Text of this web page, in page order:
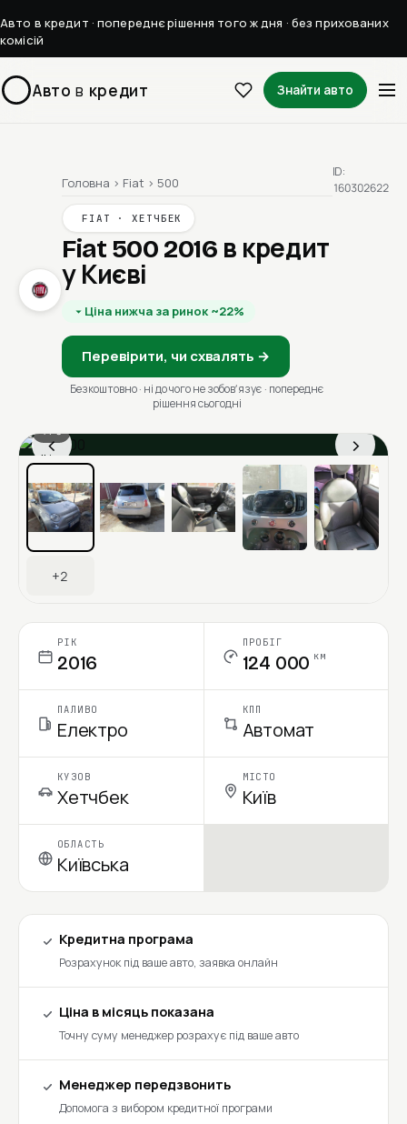
Авто в кредит · попереднє рішення того ж дня · без прихованих
комісій
Авто в кредит Знайти авто
Головна › Fiat › 500
FIAT · ХЕТЧБЕК
Fiat 500 2016 в кредит
у Києві
Ціна нижча за ринок ~22%
Перевірити, чи схвалять →
Безкоштовно · ні до чого не зобовʼязує · попереднє
рішення сьогодні
ID:
160302622
‹ ›
1 / 9
Ціна в місяць
+2
РІК
2016
ПРОБІГ
124 000 км
ПАЛИВО
Електро
КПП
Автомат
КУЗОВ
Хетчбек
МІСТО
Київ
ОБЛАСТЬ
Київська
Кредитна програма
Розрахунок під ваше авто, заявка онлайн
Ціна в місяць показана
Точну суму менеджер розрахує під ваше авто
Менеджер передзвонить
Допомога з вибором кредитної програми